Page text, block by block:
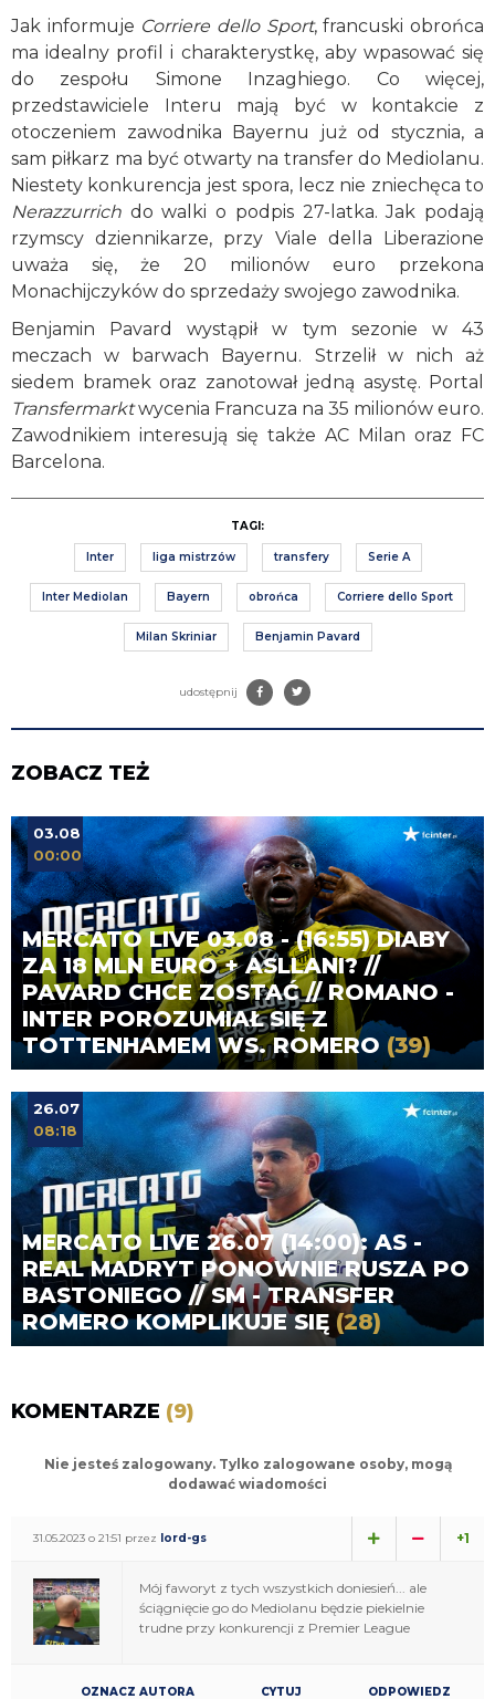
Jak informuje Corriere dello Sport, francuski obrońca
ma idealny profil i charakterystkę, aby wpasować się
do zespołu Simone Inzaghiego. Co więcej,
przedstawiciele Interu mają być w kontakcie z
otoczeniem zawodnika Bayernu już od stycznia, a
sam piłkarz ma być otwarty na transfer do Mediolanu.
Niestety konkurencja jest spora, lecz nie zniechęca to
Nerazzurrich do walki o podpis 27-latka. Jak podają
rzymscy dziennikarze, przy Viale della Liberazione
uważa się, że 20 milionów euro przekona
Monachijczyków do sprzedaży swojego zawodnika.
Benjamin Pavard wystąpił w tym sezonie w 43
meczach w barwach Bayernu. Strzelił w nich aż
siedem bramek oraz zanotował jedną asystę. Portal
Transfermarktwycenia Francuza na 35 milionów euro.
Zawodnikiem interesują się także AC Milan oraz FC
Barcelona.
TAGI:
Inter liga mistrzów transfery Serie A
Inter Mediolan Bayern obrońca Corriere dello Sport
Milan Skriniar Benjamin Pavard
udostępnij
ZOBACZ TEŻ
MERCATO LIVE 03.08 - (16:55) DIABY
ZA 18 MLN EURO + ASLLANI? //
PAVARD CHCE ZOSTAĆ // ROMANO -
INTER POROZUMIAŁ SIĘ Z
TOTTENHAMEM WS. ROMERO(39)
03.08
00:00
MERCATO LIVE 26.07 (14:00): AS -
REAL MADRYT PONOWNIE RUSZA PO
BASTONIEGO // SM - TRANSFER
ROMERO KOMPLIKUJE SIĘ (28)
26.07
08:18
KOMENTARZE (9)
Nie jesteś zalogowany. Tylko zalogowane osoby, mogą
dodawać wiadomości
31.05.2023 o 21:51 przez lord-gs +1
Mój faworyt z tych wszystkich doniesień... ale
ściągnięcie go do Mediolanu będzie piekielnie
trudne przy konkurencji z Premier League
OZNACZ AUTORA CYTUJ ODPOWIEDZ